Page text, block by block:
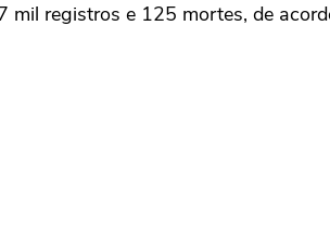
registros e 125 mortes, de